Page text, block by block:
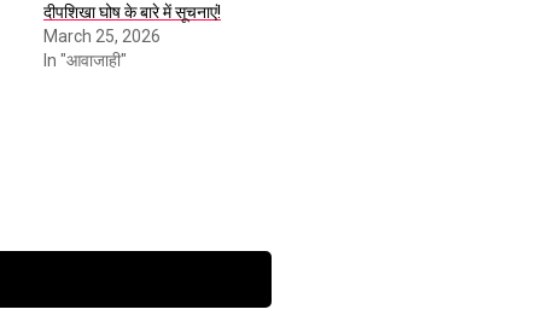
दीपशिखा घोष के बारे में सूचनाएं!
March 25, 2026
In "आवाजाही"